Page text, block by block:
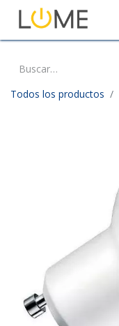
Todos los productos